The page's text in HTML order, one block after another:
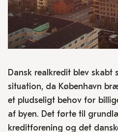
Dansk realkredit blev skabt
situation, da København
et pludseligt behov for
af byen. Det førte til
kreditforening og det